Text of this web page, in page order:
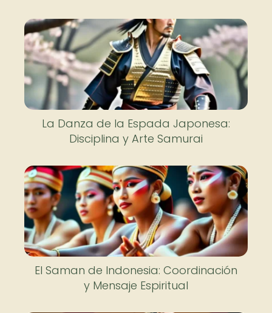
La Danza de la Espada Japonesa:
Disciplina y Arte Samurai
El Saman de Indonesia: Coordinación
y Mensaje Espiritual